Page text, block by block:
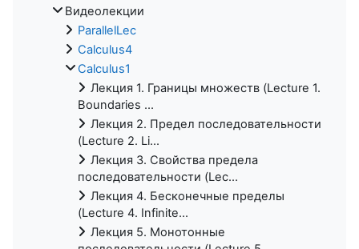
Видеолекции
ParallelLec
Calculus4
Calculus1
Лекция 1. Границы множеств (Lecture 1.
Boundaries ...
Лекция 2. Предел последовательности
(Lecture 2. Li...
Лекция 3. Свойства предела
последовательности (Lec...
Лекция 4. Бесконечные пределы
(Lecture 4. Infinite...
Лекция 5. Монотонные